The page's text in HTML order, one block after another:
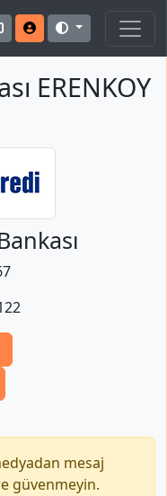
ERENKOY
mesaj
güvenmeyin.